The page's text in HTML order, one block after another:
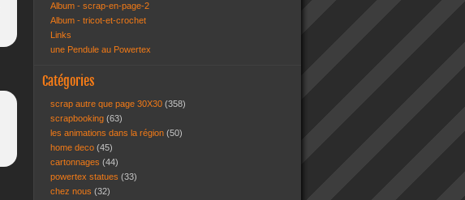
Album - scrap-en-page-2
Album - tricot-et-crochet
Links
une Pendule au Powertex
Catégories
scrap autre que page 30X30 (358)
scrapbooking (63)
les animations dans la région (50)
home deco (45)
cartonnages (44)
powertex statues (33)
chez nous (32)